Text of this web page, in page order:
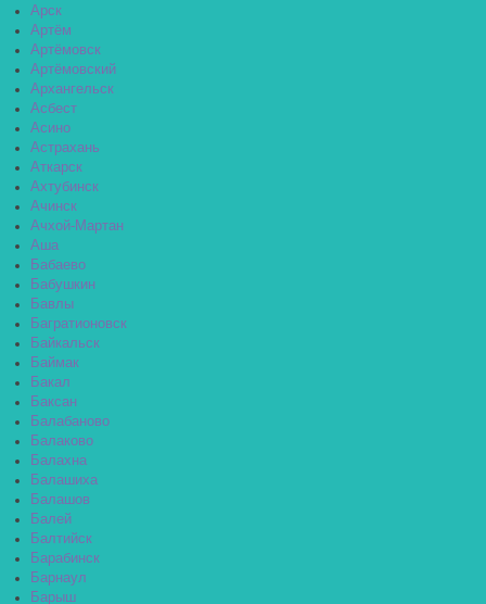
Арск
Артём
Артёмовск
Артёмовский
Архангельск
Асбест
Асино
Астрахань
Аткарск
Ахтубинск
Ачинск
Ачхой-Мартан
Аша
Бабаево
Бабушкин
Бавлы
Багратионовск
Байкальск
Баймак
Бакал
Баксан
Балабаново
Балаково
Балахна
Балашиха
Балашов
Балей
Балтийск
Барабинск
Барнаул
Барыш